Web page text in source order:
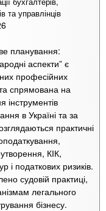
та управлінців
планування:
аспекти” є
професійних
спрямована на
інструментів
в Україні та за
практичні
КІК,
і податкових ризиків.
судовій практиці,
легального
бізнесу.